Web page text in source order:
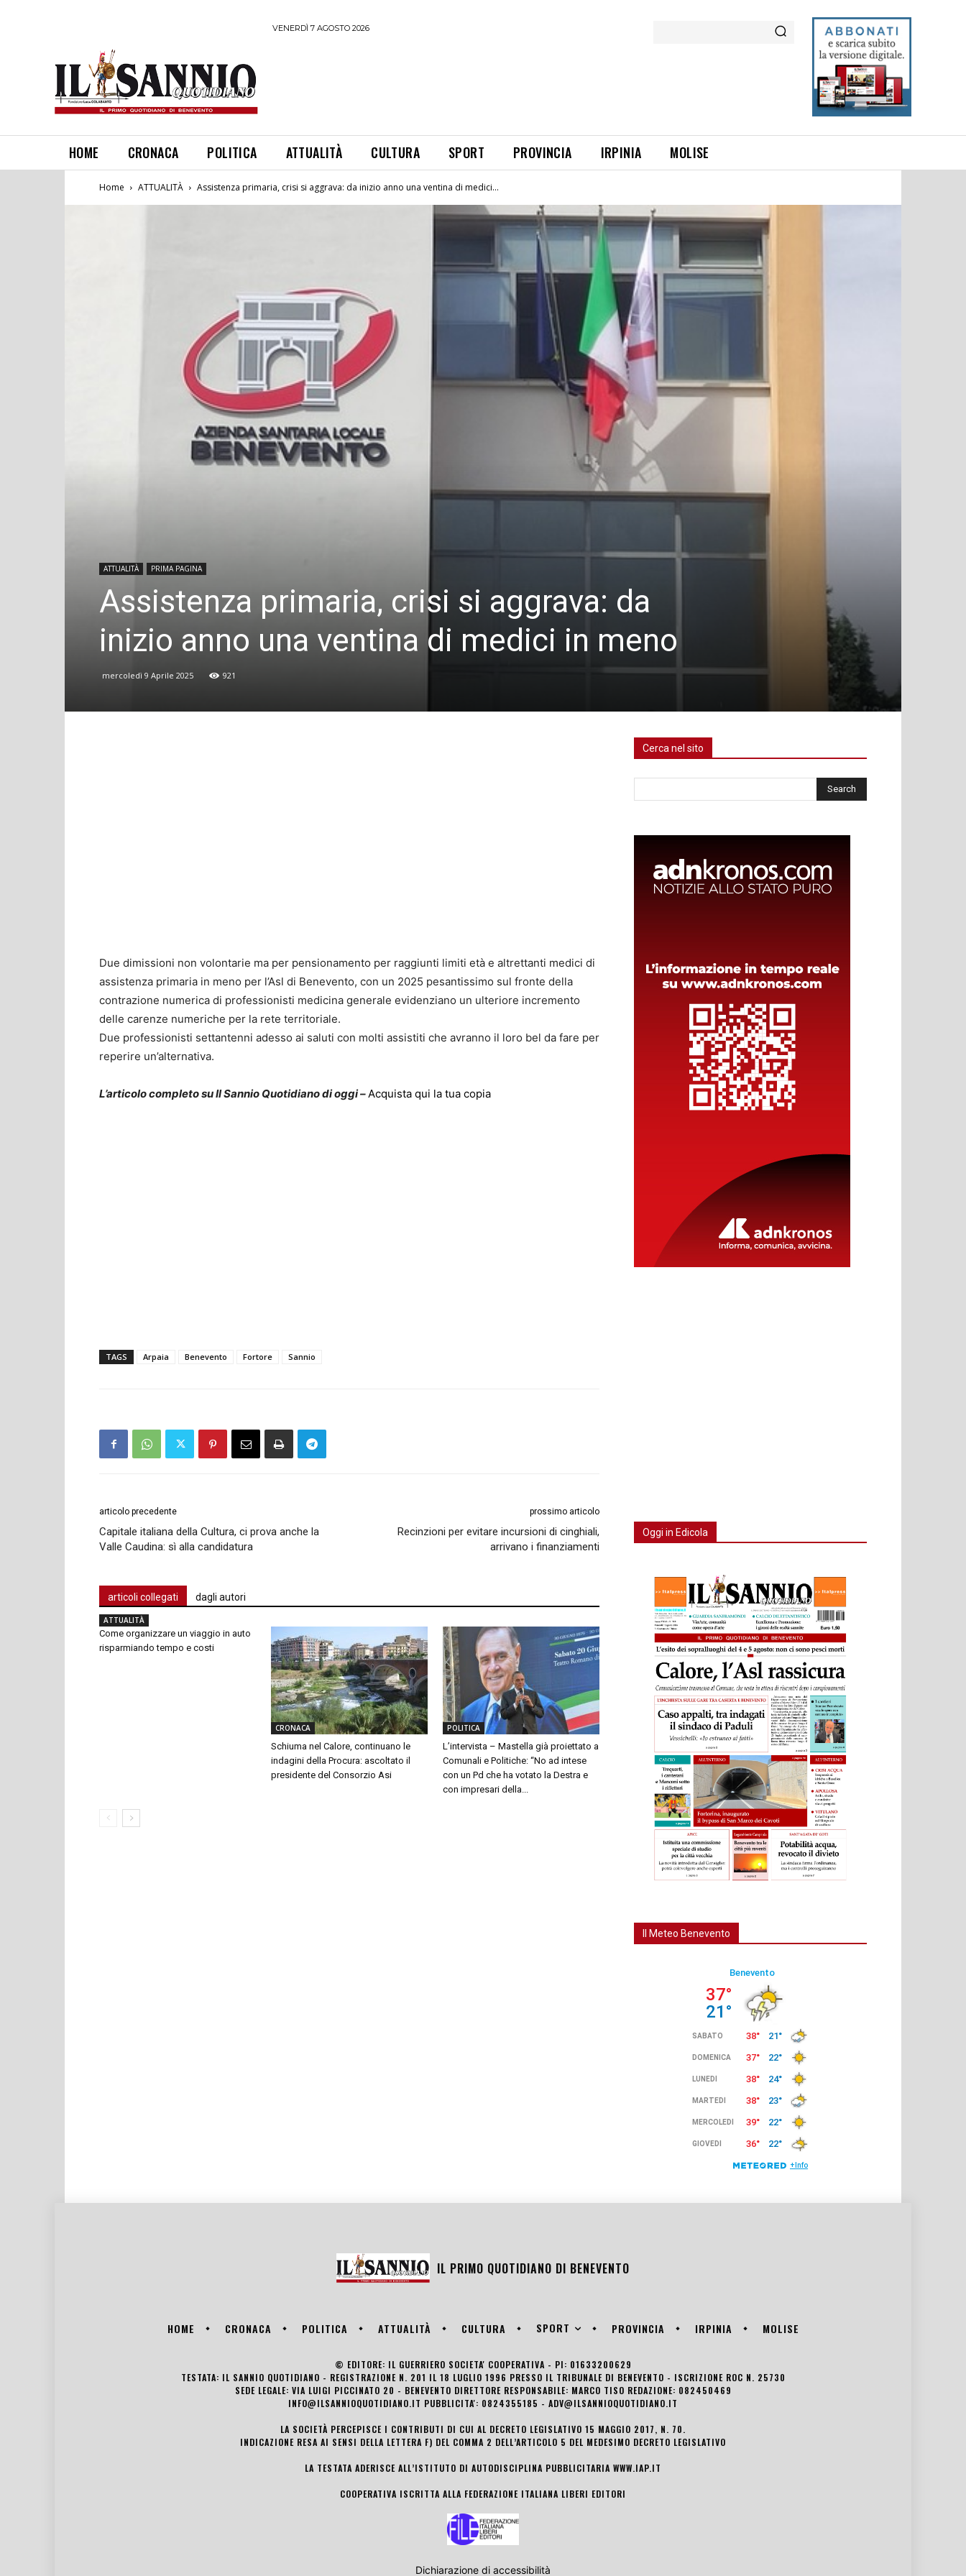
VENERDÌ 7 AGOSTO 2026
HOME CRONACA POLITICA ATTUALITÀ CULTURA SPORT PROVINCIA IRPINIA MOLISE
Home ATTUALITÀ Assistenza primaria, crisi si aggrava: da inizio anno una ventina di medici...
ATTUALITÀ PRIMA PAGINA
Assistenza primaria, crisi si aggrava: da
inizio anno una ventina di medici in meno
mercoledì 9 Aprile 2025 921
Due dimissioni non volontarie ma per pensionamento per raggiunti limiti età e altrettanti medici di
assistenza primaria in meno per l’Asl di Benevento, con un 2025 pesantissimo sul fronte della
contrazione numerica di professionisti medicina generale evidenziano un ulteriore incremento
delle carenze numeriche per la rete territoriale.
Due professionisti settantenni adesso ai saluti con molti assistiti che avranno il loro bel da fare per
reperire un’alternativa.
L’articolo completo su Il Sannio Quotidiano di oggi –Acquista qui la tua copia
TAGS Arpaia Benevento Fortore Sannio
articolo precedente
Capitale italiana della Cultura, ci prova anche la
Valle Caudina: sì alla candidatura
prossimo articolo
Recinzioni per evitare incursioni di cinghiali,
arrivano i finanziamenti
articoli collegati dagli autori
ATTUALITÀ
Come organizzare un viaggio in auto
risparmiando tempo e costi
CRONACA
Schiuma nel Calore, continuano le
indagini della Procura: ascoltato il
presidente del Consorzio Asi
POLITICA
L’intervista – Mastella già proiettato a
Comunali e Politiche: “No ad intese
con un Pd che ha votato la Destra e
con impresari della...
Cerca nel sito
Oggi in Edicola
Il Meteo Benevento
IL PRIMO QUOTIDIANO DI BENEVENTO
HOME CRONACA POLITICA ATTUALITÀ CULTURA SPORT PROVINCIA IRPINIA MOLISE
© EDITORE: IL GUERRIERO SOCIETA' COOPERATIVA - PI: 01633200629
TESTATA: IL SANNIO QUOTIDIANO - REGISTRAZIONE N. 201 IL 18 LUGLIO 1996 PRESSO IL TRIBUNALE DI BENEVENTO - ISCRIZIONE ROC N. 25730
SEDE LEGALE: VIA LUIGI PICCINATO 20 - BENEVENTO DIRETTORE RESPONSABILE: MARCO TISO REDAZIONE: 082450469
INFO@ILSANNIOQUOTIDIANO.IT PUBBLICITA': 0824355185 - ADV@ILSANNIOQUOTIDIANO.IT
LA SOCIETÀ PERCEPISCE I CONTRIBUTI DI CUI AL DECRETO LEGISLATIVO 15 MAGGIO 2017, N. 70.
INDICAZIONE RESA AI SENSI DELLA LETTERA F) DEL COMMA 2 DELL’ARTICOLO 5 DEL MEDESIMO DECRETO LEGISLATIVO
LA TESTATA ADERISCE ALL’ISTITUTO DI AUTODISCIPLINA PUBBLICITARIA WWW.IAP.IT
COOPERATIVA ISCRITTA ALLA FEDERAZIONE ITALIANA LIBERI EDITORI
Dichiarazione di accessibilità